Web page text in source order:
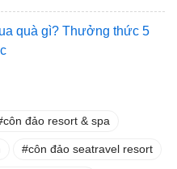
quà gì? Thưởng thức 5
côn đảo resort & spa
côn đảo seatravel resort